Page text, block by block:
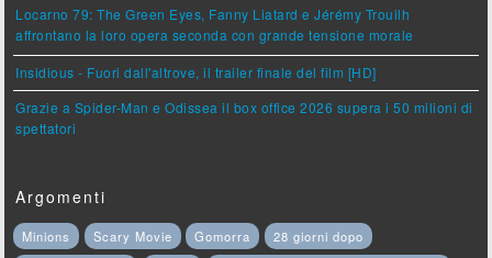
Locarno 79: The Green Eyes, Fanny Liatard e Jérémy Trouilh
affrontano la loro opera seconda con grande tensione morale
Insidious - Fuori dall'altrove, il trailer finale del film [HD]
Grazie a Spider-Man e Odissea il box office 2026 supera i 50 milioni di
spettatori
Argomenti
Minions Scary Movie Gomorra
28 giorni dopo